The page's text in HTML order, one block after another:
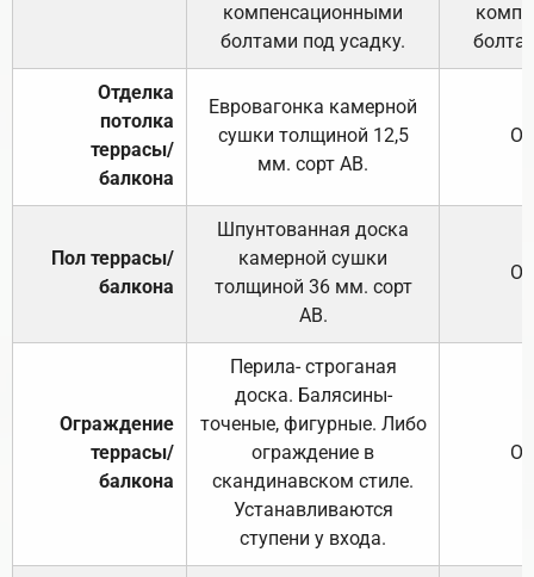
компенсационными
болтами под усадку.
Отделка
потолка
террасы/
балкона
Евровагонка камерной
сушки толщиной 12,5
мм. сорт АВ.
Пол террасы/
балкона
Шпунтованная доска
камерной сушки
толщиной 36 мм. сорт
АВ.
Ограждение
террасы/
балкона
Перила- строганая
доска. Балясины-
точеные, фигурные. Либо
ограждение в
скандинавском стиле.
Устанавливаются
ступени у входа.